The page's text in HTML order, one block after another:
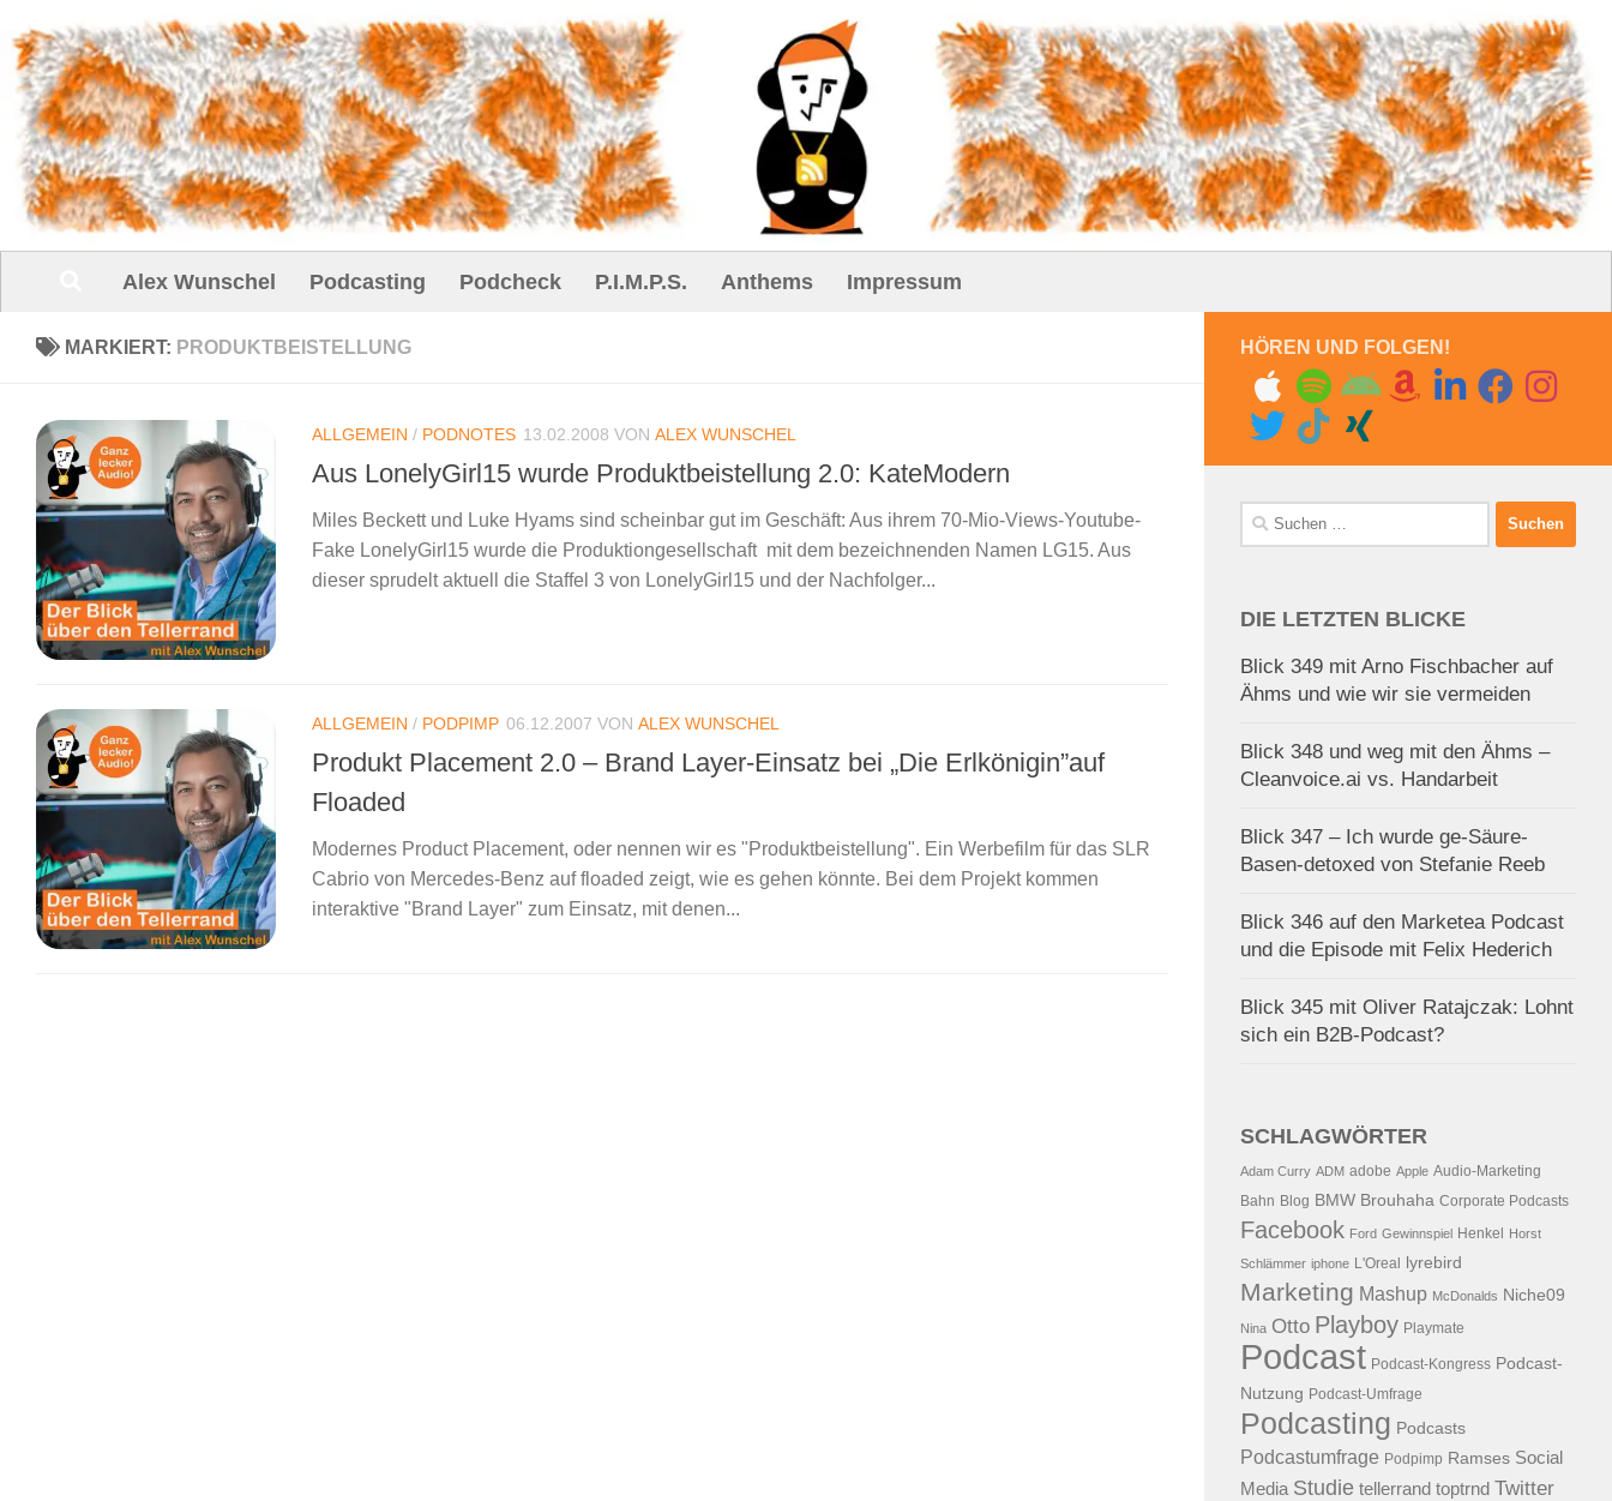
Unter dem Inhalt
Alex Wunschel Podcasting Podcheck P.I.M.P.S. Anthems Impressum
MARKIERT: PRODUKTBEISTELLUNG
ALLGEMEIN / PODNOTES 13.02.2008 VON ALEX WUNSCHEL
Aus LonelyGirl15 wurde Produktbeistellung 2.0: KateModern
Miles Beckett und Luke Hyams sind scheinbar gut im Geschäft: Aus ihrem 70-Mio-Views-Youtube-
Fake LonelyGirl15 wurde die Produktiongesellschaft mit dem bezeichnenden Namen LG15. Aus
dieser sprudelt aktuell die Staffel 3 von LonelyGirl15 und der Nachfolger...
ALLGEMEIN / PODPIMP 06.12.2007 VON ALEX WUNSCHEL
Produkt Placement 2.0 – Brand Layer-Einsatz bei „Die Erlkönigin”auf
Floaded
Modernes Product Placement, oder nennen wir es "Produktbeistellung". Ein Werbefilm für das SLR
Cabrio von Mercedes-Benz auf floaded zeigt, wie es gehen könnte. Bei dem Projekt kommen
interaktive "Brand Layer" zum Einsatz, mit denen...
HÖREN UND FOLGEN!
Suchen
nach:
DIE LETZTEN BLICKE
Blick 349 mit Arno Fischbacher auf
Ähms und wie wir sie vermeiden
Blick 348 und weg mit den Ähms –
Cleanvoice.ai vs. Handarbeit
Blick 347 – Ich wurde ge-Säure-
Basen-detoxed von Stefanie Reeb
Blick 346 auf den Marketea Podcast
und die Episode mit Felix Hederich
Blick 345 mit Oliver Ratajczak: Lohnt
sich ein B2B-Podcast?
SCHLAGWÖRTER
Adam Curry ADM adobe Apple Audio-Marketing
Bahn Blog BMW Brouhaha Corporate Podcasts
Facebook Ford Gewinnspiel Henkel Horst
Schlämmer iphone L'Oreal lyrebird
Marketing Mashup McDonalds Niche09
Nina Otto Playboy Playmate
Podcast Podcast-Kongress Podcast-
Nutzung Podcast-Umfrage
Podcasting Podcasts
Podcastumfrage Podpimp Ramses Social
Media Studie tellerrand toptrnd Twitter